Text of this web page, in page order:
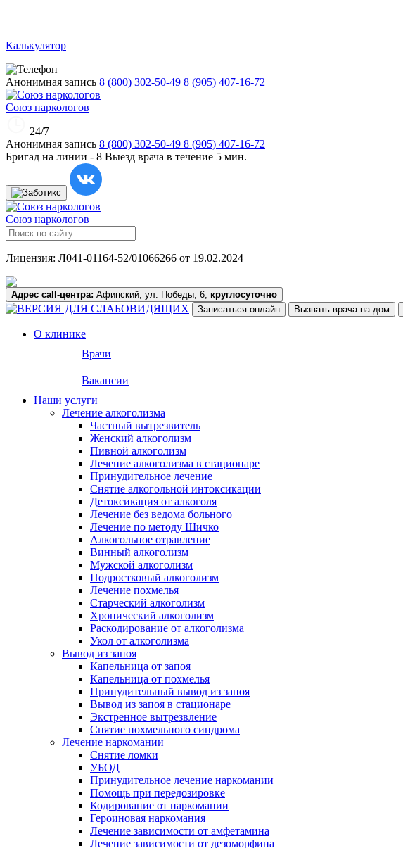
Калькулятор
Анонимная запись 8 (800) 302-50-49 8 (905) 407-16-72
Союз наркологов
24/7
Анонимная запись 8 (800) 302-50-49 8 (905) 407-16-72
Бригад на линии - 8 Выезд врача в течение 5 мин.
Союз наркологов
Лицензия: Л041-01164-52/01066266 от 19.02.2024
Адрес call-центра: Афипский, ул. Победы, 6, круглосуточно
Записаться онлайн
Вызвать врача на дом
О клинике
Врачи
Вакансии
Наши услуги
Лечение алкоголизма
Частный вытрезвитель
Женский алкоголизм
Пивной алкоголизм
Лечение алкоголизма в стационаре
Принудительное лечение
Снятие алкогольной интоксикации
Детоксикация от алкоголя
Лечение без ведома больного
Лечение по методу Шичко
Алкогольное отравление
Винный алкоголизм
Мужской алкоголизм
Подростковый алкоголизм
Лечение похмелья
Старческий алкоголизм
Хронический алкоголизм
Раскодирование от алкоголизма
Укол от алкоголизма
Вывод из запоя
Капельница от запоя
Капельница от похмелья
Принудительный вывод из запоя
Вывод из запоя в стационаре
Экстренное вытрезвление
Снятие похмельного синдрома
Лечение наркомании
Снятие ломки
УБОД
Принудительное лечение наркомании
Помощь при передозировке
Кодирование от наркомании
Героиновая наркомания
Лечение зависимости от амфетамина
Лечение зависимости от дезоморфина